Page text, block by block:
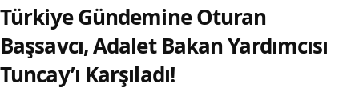
Türkiye Gündemine Oturan
Başsavcı, Adalet Bakan Yardımcısı
Tuncay’ı Karşıladı!